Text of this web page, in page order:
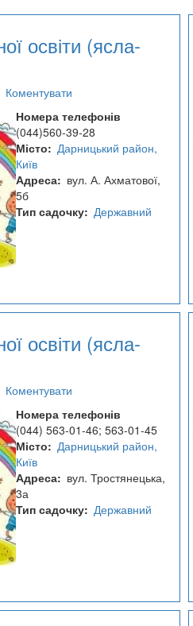
освіти (ясла-
Коментувати
Номера телефонів
(044)560-39-28
Місто
Дарницький район,
Київ
Адреса
вул. А. Ахматової,
5б
Тип садочку
Державний
освіти (ясла-
Коментувати
Номера телефонів
(044) 563-01-46; 563-01-45
Місто
Дарницький район,
Київ
Адреса
вул. Тростянецька,
3а
Тип садочку
Державний